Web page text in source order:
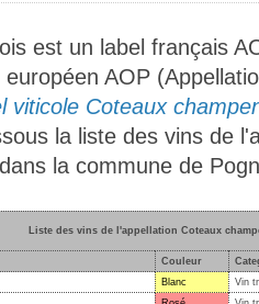
est un label français
AOP
viticole Coteaux
la liste des vins de
la commune de
Liste des vins de l'appellation Coteaux
Couleur
Blanc
Vin